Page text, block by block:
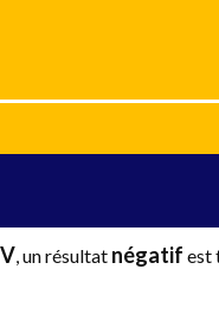
, un résultat négatif est